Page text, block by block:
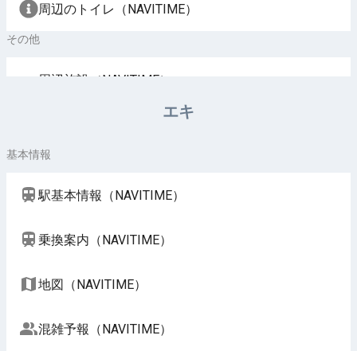
周辺のトイレ（NAVITIME）
その他
周辺施設（NAVITIME）
エキ
基本情報
駅基本情報（NAVITIME）
乗換案内（NAVITIME）
地図（NAVITIME）
混雑予報（NAVITIME）